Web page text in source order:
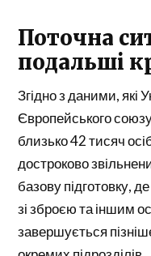
Поточна
подальші
Згідно з даними, які
Європейського
близько 42 тисяч
достроково
базову підготовку,
зі зброєю та іншим
завершується